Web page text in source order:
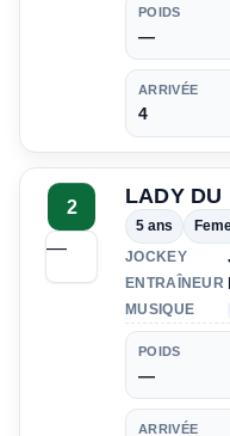
POIDS
—
ARRIVÉE
4
2
—
LADY DU
5 ans
JOCKEY
ENTRAÎNEUR
MUSIQUE
POIDS
—
ARRIVÉE